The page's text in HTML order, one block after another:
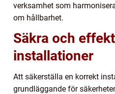
verksamhet som
om hållbarhet.
Säkra och
installationer
Att säkerställa en korrekt
grundläggande för